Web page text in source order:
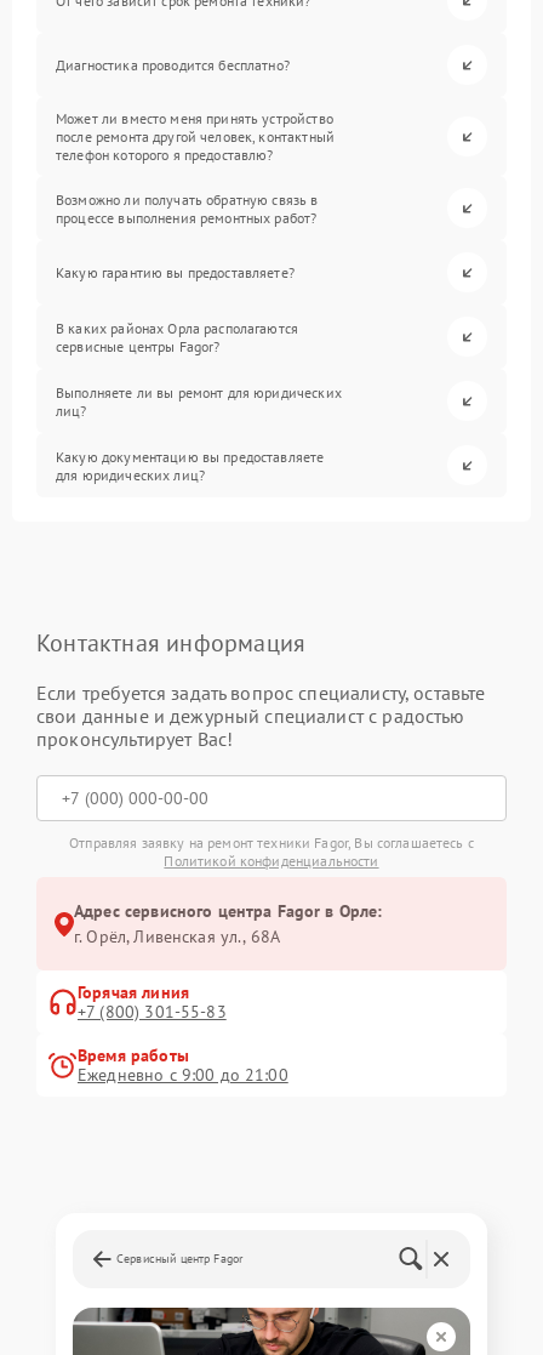
Диагностика проводится бесплатно?
Может ли вместо меня принять устройство
после ремонта другой человек, контактный
телефон которого я предоставлю?
Возможно ли получать обратную связь в
процессе выполнения ремонтных работ?
Какую гарантию вы предоставляете?
В каких районах Орла располагаются
сервисные центры Fagor?
Выполняете ли вы ремонт для юридических
лиц?
Какую документацию вы предоставляете
для юридических лиц?
Контактная информация
Если требуется задать вопрос специалисту, оставьте
свои данные и дежурный специалист с радостью
проконсультирует Вас!
Отправляя заявку на ремонт техники Fagor, Вы соглашаетесь с
Политикой конфиденциальности
Адрес сервисного центра Fagor в Орле:
г. Орёл, Ливенская ул., 68А
Горячая линия
+7 (800) 301-55-83
Время работы
Ежедневно с 9:00 до 21:00
Сервисный центр Fagor